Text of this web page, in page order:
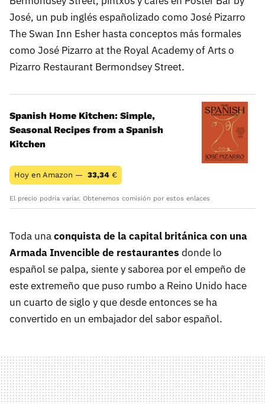
José, un pub inglés españolizado como José Pizarro
The Swan Inn Esher hasta conceptos más formales
como José Pizarro at the Royal Academy of Arts o
Pizarro Restaurant Bermondsey Street.
Spanish Home Kitchen: Simple,
Seasonal Recipes from a Spanish
Kitchen
Hoy en Amazon — 33,34 €
El precio podría variar. Obtenemos comisión por estos enlaces
Toda unaconquista de la capital británica con una
Armada Invencible de restaurantes donde lo
español se palpa, siente y saborea por el empeño de
este extremeño que puso rumbo a Reino Unido hace
un cuarto de siglo y que desde entonces se ha
convertido en un embajador del sabor español.